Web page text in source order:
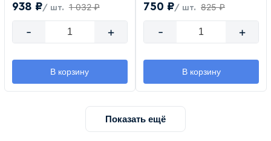
938 ₽/ шт. 1 032 ₽
- +
В корзину
750 ₽/ шт. 825 ₽
- +
В корзину
Показать ещё